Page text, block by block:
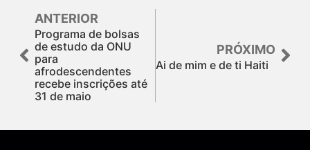
ANTERIOR
Programa de bolsas
de estudo da ONU
para
afrodescendentes
recebe inscrições até
31 de maio
PRÓXIMO
Ai de mim e de ti Haiti